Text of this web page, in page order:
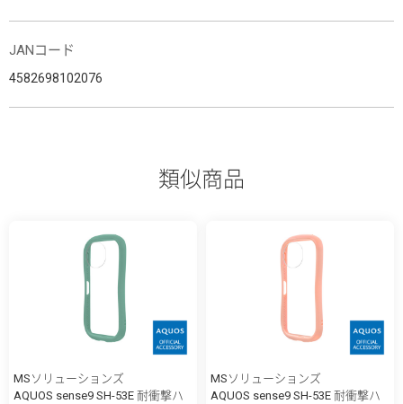
JANコード
4582698102076
類似商品
MSソリューションズ
AQUOS sense9 SH-53E 耐衝撃ハ
MSソリューションズ
AQUOS sense9 SH-53E 耐衝撃ハ